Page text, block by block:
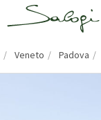
Veneto Padova